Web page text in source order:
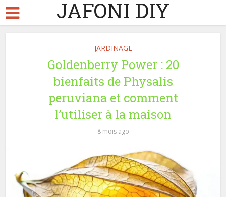
JAFONI DIY
JARDINAGE
Goldenberry Power : 20
bienfaits de Physalis
peruviana et comment
l’utiliser à la maison
8 mois ago